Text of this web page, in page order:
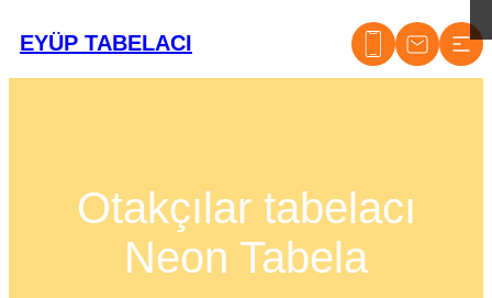
EYÜP TABELACI
Otakçılar tabelacı
Neon Tabela